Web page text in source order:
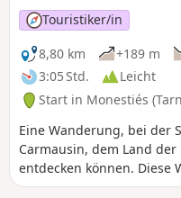
Touristiker/in
8,80 km
+189 m
3:05 Std.
Leicht
Start in Monestiés
Eine Wanderung, bei der
Carmausin, dem Land
entdecken können. Diese
markiert (PR® Gelb) und